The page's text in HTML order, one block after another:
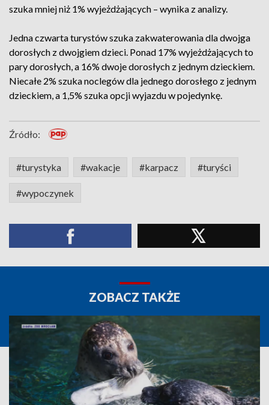
szuka mniej niż 1% wyjeżdżających – wynika z analizy.
Jedna czwarta turystów szuka zakwaterowania dla dwojga
dorosłych z dwojgiem dzieci. Ponad 17% wyjeżdżających to
pary dorosłych, a 16% dwoje dorosłych z jednym dzieckiem.
Niecałe 2% szuka noclegów dla jednego dorosłego z jednym
dzieckiem, a 1,5% szuka opcji wyjazdu w pojedynkę.
Źródło:
#turystyka #wakacje #karpacz #turyści
#wypoczynek
ZOBACZ TAKŻE